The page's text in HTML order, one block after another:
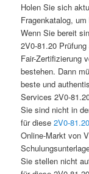
Holen Sie sich
Fragenkatalog,
Wenn Sie bereit
2V0-81.20
Fair-Zertifizierung
bestehen. Dann
beste und
Services 2V0-
Sie sind nicht in
für diese2V0-81.20
Online-Markt von
Sie stellen nicht